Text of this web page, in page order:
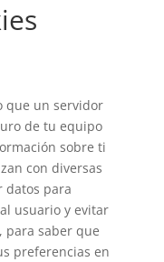
que un servidor
de tu equipo
sobre ti
con diversas
datos para
usuario y evitar
para saber que
preferencias en